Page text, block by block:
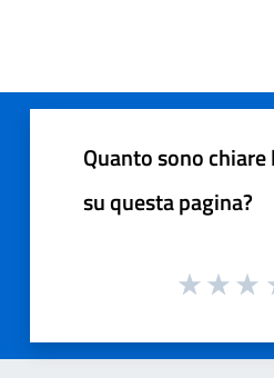
Quanto sono
su questa pagina?